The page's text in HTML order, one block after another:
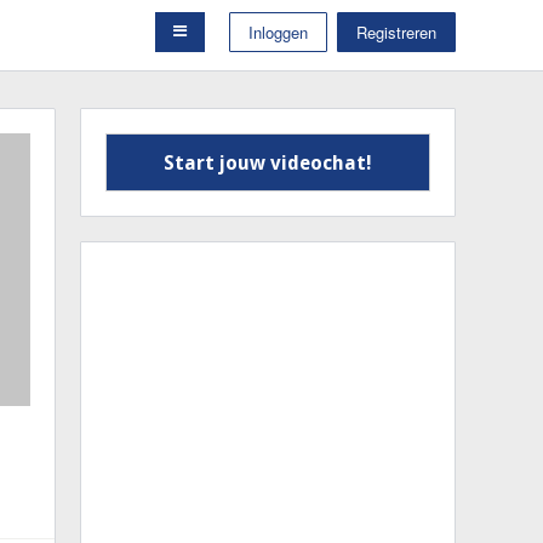
Inloggen Registreren
Start jouw videochat!